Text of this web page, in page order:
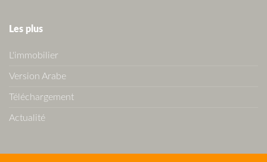
Les plus
L'immobilier
Version Arabe
Téléchargement
Actualité